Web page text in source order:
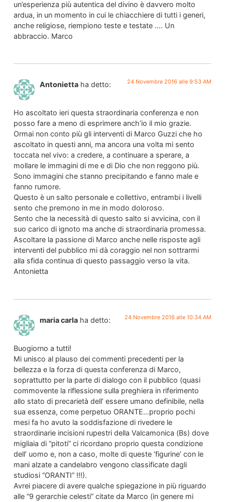
un’esperienza più autentica del divino è davvero molto
ardua, in un momento in cui le chiacchiere di tutti i generi,
anche religiose, riempiono teste e testate …. Un
abbraccio. Marco
Antonietta ha detto: 24 Novembre 2016 alle 9:53 AM
Ho ascoltato ieri questa straordinaria conferenza e non
posso fare a meno di esprimere anch’io il mio grazie.
Ormai non conto più gli interventi di Marco Guzzi che ho
ascoltato in questi anni, ma ancora una volta mi sento
toccata nel vivo: a credere, a continuare a sperare, a
mollare le immagini di me e di Dio che non reggono più.
Sono immagini che stanno precipitando e fanno male e
fanno rumore.
Questo è un salto personale e collettivo, entrambi i livelli
sento che premono in me in modo doloroso.
Sento che la necessità di questo salto si avvicina, con il
suo carico di ignoto ma anche di straordinaria promessa.
Ascoltare la passione di Marco anche nelle risposte agli
interventi del pubblico mi dà coraggio nel non sottrarmi
alla sfida continua di questo passaggio verso la vita.
Antonietta
maria carla ha detto: 24 Novembre 2016 alle 10:34 AM
Buogiorno a tutti!
Mi unisco al plauso dei commenti precedenti per la
bellezza e la forza di questa conferenza di Marco,
soprattutto per la parte di dialogo con il pubblico (quasi
commovente la riflessione sulla preghiera in riferimento
allo stato di precarietà dell’ essere umano definibile, nella
sua essenza, come perpetuo ORANTE…proprio pochi
mesi fa ho avuto la soddisfazione di rivedere le
straordinarie incisioni rupestri della Valcamonica (Bs) dove
migliaia di “pitoti” ci ricordano proprio questa condizione
dell’ uomo e, non a caso, molte di queste ‘figurine’ con le
mani alzate a candelabro vengono classificate dagli
studiosi “ORANTI” !!!).
Avrei piacere di avere qualche spiegazione in più riguardo
alle “9 gerarchie celesti” citate da Marco (in genere mi